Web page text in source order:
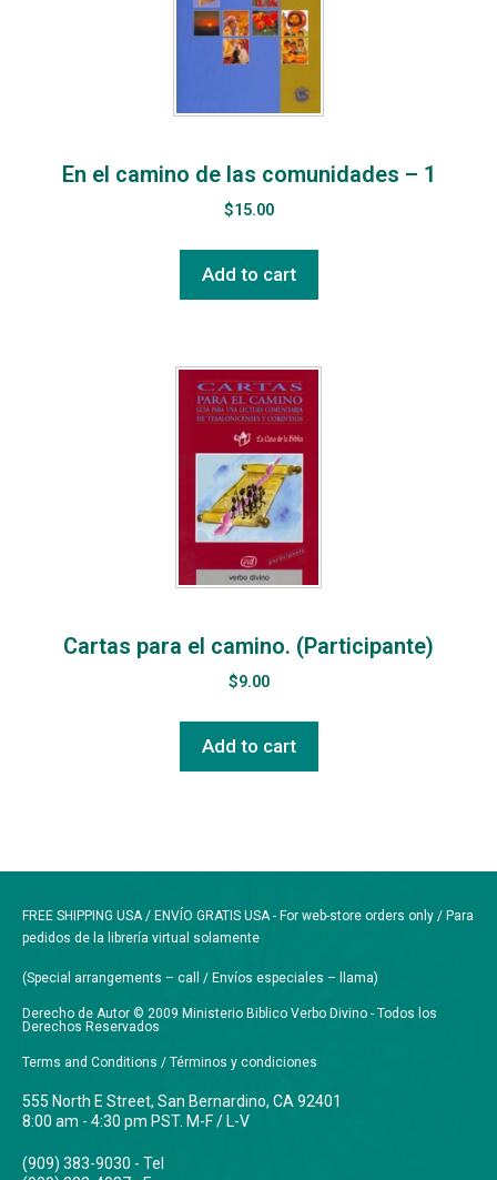
En el camino de las comunidades – 1
$15.00
Add to cart
Cartas para el camino. (Participante)
$9.00
Add to cart
FREE SHIPPING USA / ENVÍO GRATIS USA - For web-store orders only / Para
pedidos de la librería virtual solamente
(Special arrangements – call / Envíos especiales – llama)
Derecho de Autor © 2009 Ministerio Biblico Verbo Divino - Todos los
Derechos Reservados
Terms and Conditions / Términos y condiciones
555 North E Street, San Bernardino, CA 92401
8:00 am - 4:30 pm PST. M-F / L-V
(909) 383-9030 - Tel